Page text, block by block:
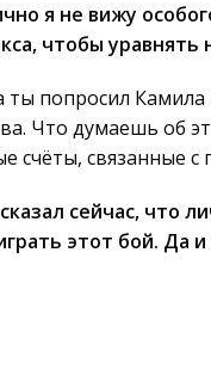
я не вижу
чтобы
попросил Камила
Что думаешь об
счёты, связанные
сейчас, что
этот бой. Да